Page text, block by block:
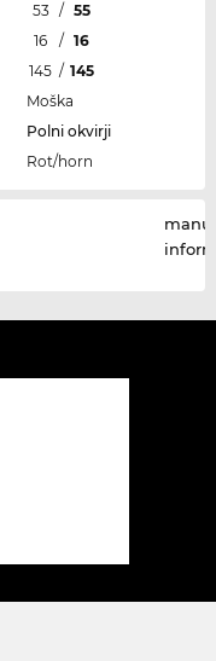
53 / 55
16 / 16
145 / 145
Moška
Polni okvirji
Rot/horn